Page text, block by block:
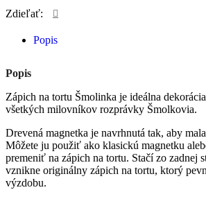
Zdieľať:
Popis
Popis
Zápich na tortu Šmolinka je ideálna
všetkých milovníkov rozprávky Šmolkovia.
Drevená magnetka je navrhnutá tak, aby
Môžete ju použiť ako klasickú magnetku
premeniť na zápich na tortu. Stačí zo zadnej
vznikne originálny zápich na tortu, ktorý
výzdobu.